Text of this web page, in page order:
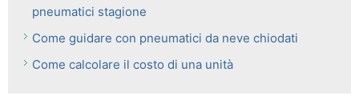
pneumatici stagione
Come guidare con pneumatici da neve chiodati
Come calcolare il costo di una unità